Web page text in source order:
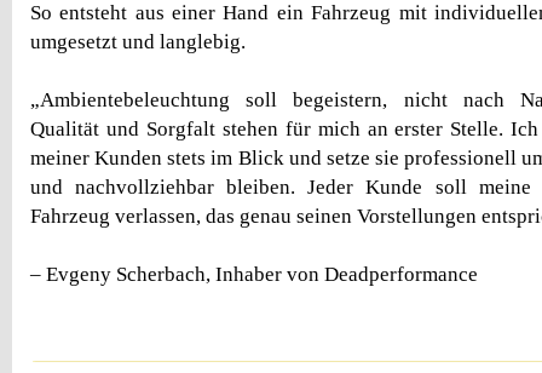
So entsteht aus einer Hand ein Fahrzeug mit
umgesetzt und langlebig.
„Ambientebeleuchtung soll begeistern, nicht nach
Qualität und Sorgfalt stehen für mich an erster Stelle.
meiner Kunden stets im Blick und setze sie professionell
und nachvollziehbar bleiben. Jeder Kunde soll meine
Fahrzeug verlassen, das genau seinen Vorstellungen
– Evgeny Scherbach, Inhaber von Deadperformance